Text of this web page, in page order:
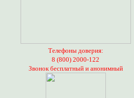
Телефоны доверия:
8 (800) 2000-122
Звонок бесплатный и анонимный